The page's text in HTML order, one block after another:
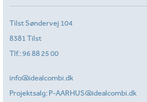
Tilst Søndervej 104
8381 Tilst
Tlf.:96 88 25 00
info@idealcombi.dk
Projektsalg: P-AARHUS@idealcombi.dk